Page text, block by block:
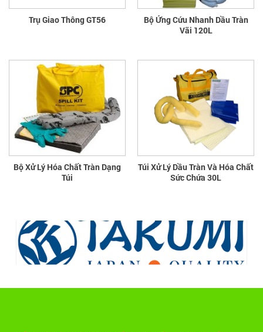
Trụ Giao Thông GT56
Bộ Ứng Cứu Nhanh Dầu Tràn
Vãi 120L
Bộ Xử Lý Hóa Chất Tràn Dạng
Túi
Túi Xử Lý Dầu Tràn Và Hóa Chất
Sức Chứa 30L